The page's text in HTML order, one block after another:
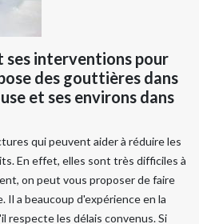
interventions pour
des gouttières dans
et ses environs dans
qui peuvent aider à réduire les
En effet, elles sont très difficiles à
on peut vous proposer de faire
Il a beaucoup d'expérience en la
respecte les délais convenus. Si